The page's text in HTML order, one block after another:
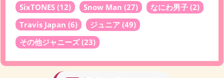
SixTONES (12) Snow Man (27) なにわ男子 (2)
Travis Japan (6) ジュニア (49)
その他ジャニーズ(23)